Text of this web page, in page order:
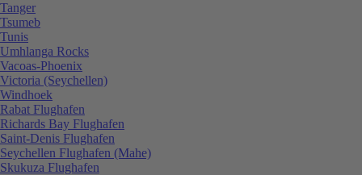
Tanger
Tsumeb
Tunis
Umhlanga Rocks
Vacoas-Phoenix
Victoria (Seychellen)
Windhoek
Rabat Flughafen
Richards Bay Flughafen
Saint-Denis Flughafen
Seychellen Flughafen (Mahe)
Skukuza Flughafen